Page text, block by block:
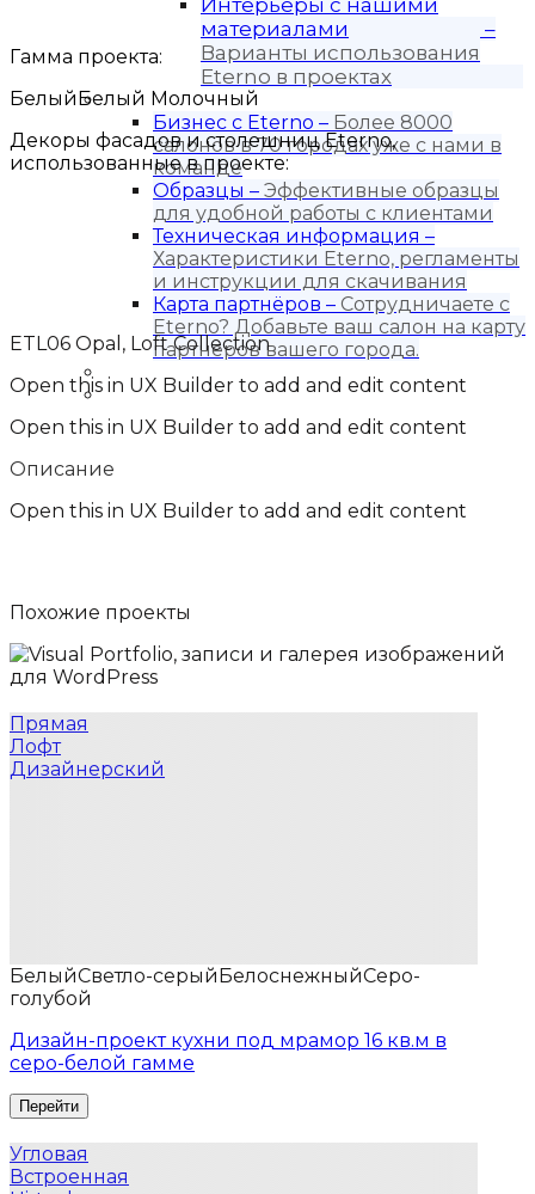
Интерьеры с нашими
материалами
–
Варианты использования
Eterno в проектах
Для бизнеса
Бизнес с Eternо – Более 8000
салонов в 70 городах уже с нами в
команде
Образцы – Эффективные образцы
для удобной работы с клиентами
Техническая информация –
Характеристики Eterno, регламенты
и инструкции для скачивания
Карта партнёров – Сотрудничаете с
Eterno? Добавьте ваш салон на карту
партнеров вашего города.
Блог
Контакты
Гамма проекта:
БелыйБелый Молочный
Декоры фасадов и столешниц Eterno,
использованные в проекте:
ETL06 Opal, Loft Collection
Open this in UX Builder to add and edit content
Open this in UX Builder to add and edit content
Описание
Open this in UX Builder to add and edit content
Похожие проекты
Прямая
Лофт
Дизайнерский
БелыйСветло-серыйБелоснежныйСеро-
голубой
Дизайн-проект кухни под мрамор 16 кв.м в
серо-белой гамме
Угловая
Встроенная